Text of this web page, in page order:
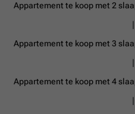
Appartement te koop met 2
Appartement te koop met 3
Appartement te koop met 4